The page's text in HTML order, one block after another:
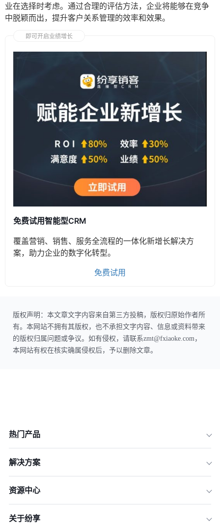
业在选择时考虑。通过合理的评估方法，企业将能够在竞争
中脱颖而出，提升客户关系管理的效率和效果。
即可开启业绩增长
免费试用智能型CRM
覆盖营销、销售、服务全流程的一体化新增长解决方
案，助力企业的数字化转型。
免费试用
版权声明：本文章文字内容来自第三方投稿，版权归原始作者所
有。本网站不拥有其版权，也不承担文字内容、信息或资料带来
的版权归属问题或争议。如有侵权，请联系zmt@fxiaoke.com，
本网站有权在核实确属侵权后，予以删除文章。
热门产品
解决方案
资源中心
关于纷享